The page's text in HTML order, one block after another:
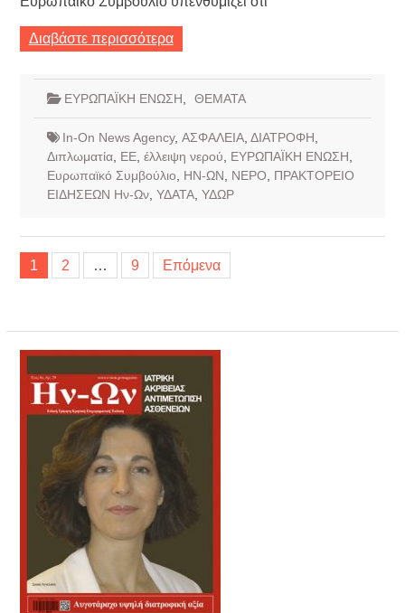
Διαβάστε περισσότερα
ΕΥΡΩΠΑΪΚΗ ΕΝΩΣΗ ΘΕΜΑΤΑ
In-On News Agency, ΑΣΦΑΛΕΙΑ, ΔΙΑΤΡΟΦΗ
Διπλωματία, ΕΕ, έλλειψη νερού ΕΥΡΩΠΑΪΚΗ ΕΝΩΣΗ
Ευρωπαϊκό Συμβούλιο
ΗΝ-ΩΝ ΝΕΡΟ
ΠΡΑΚΤΟΡΕΙΟ
ΕΙΔΗΣΕΩΝ Ην-Ων, ΥΔΑΤΑ, ΥΔΩΡ
Σελιδοποίηση
άρθρων
1 2 … 9 Επόμενα